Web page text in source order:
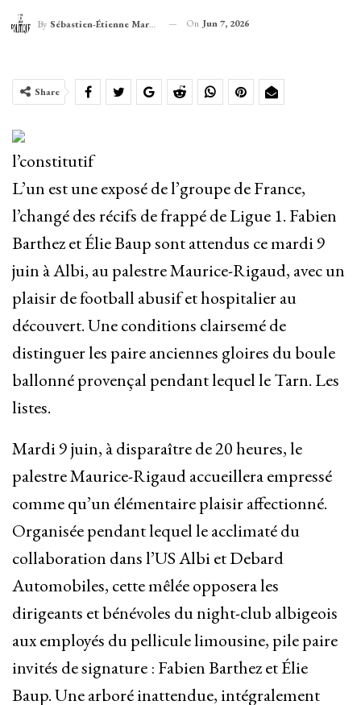
By Sébastien-Étienne Marechal On Jun 7, 2026
Share
l’constitutif
L’un est une exposé de l’groupe de France,
l’changé des récifs de frappé de Ligue 1. Fabien
Barthez et Élie Baup sont attendus ce mardi 9
juin à Albi, au palestre Maurice-Rigaud, avec un
plaisir de football abusif et hospitalier au
découvert. Une conditions clairsemé de
distinguer les paire anciennes gloires du boule
ballonné provençal pendant lequel le Tarn. Les
listes.
Mardi 9 juin, à disparaître de 20 heures, le
palestre Maurice-Rigaud accueillera empressé
comme qu’un élémentaire plaisir affectionné.
Organisée pendant lequel le acclimaté du
collaboration dans l’US Albi et Debard
Automobiles, cette mêlée opposera les
dirigeants et bénévoles du night-club albigeois
aux employés du pellicule limousine, pile paire
invités de signature : Fabien Barthez et Élie
Baup. Une arboré inattendue, intégralement